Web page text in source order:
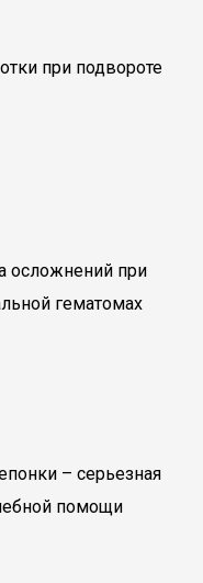
при подвороте
осложнений при
гематомах
– серьезная
помощи